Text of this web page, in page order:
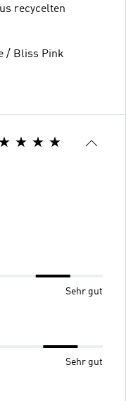
recycelten
/ Bliss Pink
Sehr gut
Sehr gut